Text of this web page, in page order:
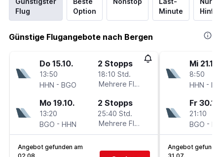
Flug
Option
Minute
Günstige Flugangebote nach Bergen
Do 15.10.
13:50
HHN - BGO
2 Stopps
18:10 Std.
Mehrere Fluglinien
Mo 19.10.
13:20
BGO - HHN
2 Stopps
25:40 Std.
Mehrere Fluglinien
Angebot gefunden am
Mi 21.10.
8:50
HHN -
Fr
21:10
BGO -
Angebot